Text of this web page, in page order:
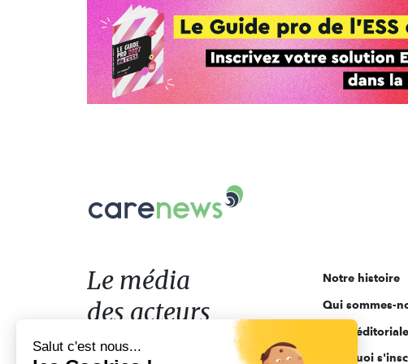
Le
acteurs
de
l'engagement
Le média
des acteurs
de l'engagement
Notre histoire
Qui sommes-
Ligne éditoriale
Pourquoi
Salut c'est nous...